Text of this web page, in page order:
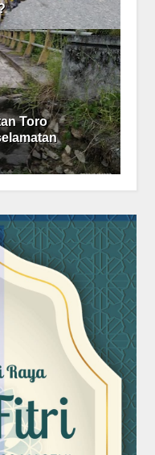
Toro